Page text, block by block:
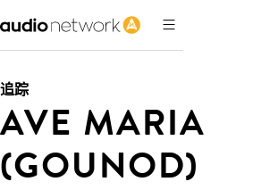
追踪
AVE MARIA
(GOUNOD)